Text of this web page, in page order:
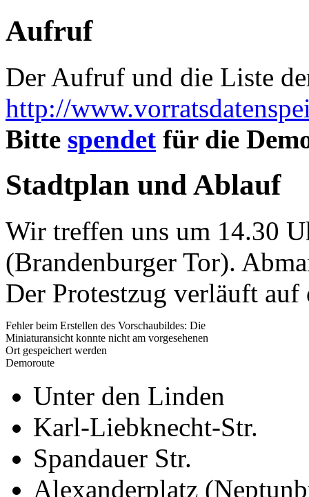
Aufruf
Der Aufruf und die Liste
http://
Bitte spendet für die
Stadtplan und Ablauf
Wir treffen uns um 14.30
(Brandenburger Tor).
Der Protestzug verläuft
Fehler beim Erstellen des Vorschaubildes: Die
Miniaturansicht konnte nicht am vorgesehenen
Ort gespeichert werden
Demoroute
Unter den Linden
Karl-Liebknecht-Str.
Spandauer Str.
Alexanderplatz